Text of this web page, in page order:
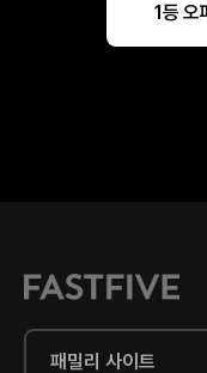
1등 오
패밀리 사이트